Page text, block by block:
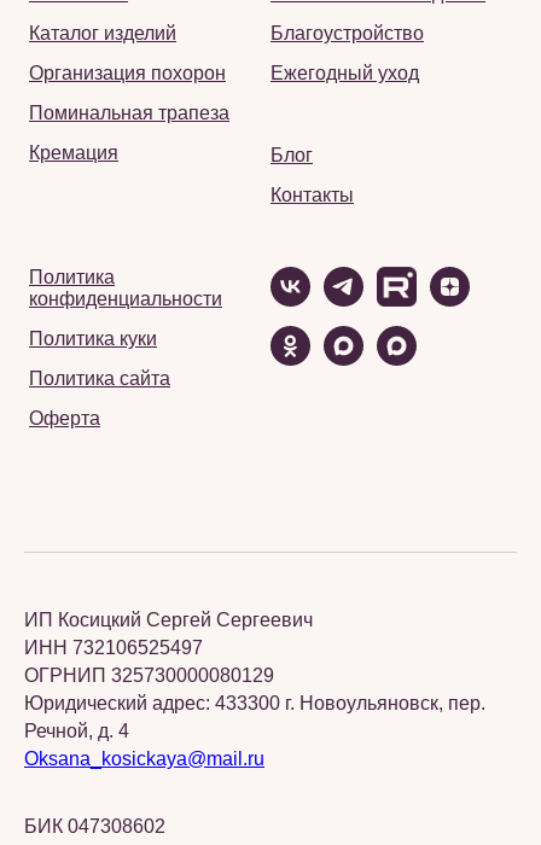
Каталог изделий
Организация похорон
Поминальная трапеза
Кремация
Благоустройство
Ежегодный уход
Блог
Контакты
Политика
конфиденциальности
Политика куки
Политика сайта
Оферта
ИП Косицкий Сергей Сергеевич
ИНН 732106525497
ОГРНИП 325730000080129
Юридический адрес: 433300 г. Новоульяновск, пер.
Речной, д. 4
Oksana_kosickaya@mail.ru
БИК 047308602